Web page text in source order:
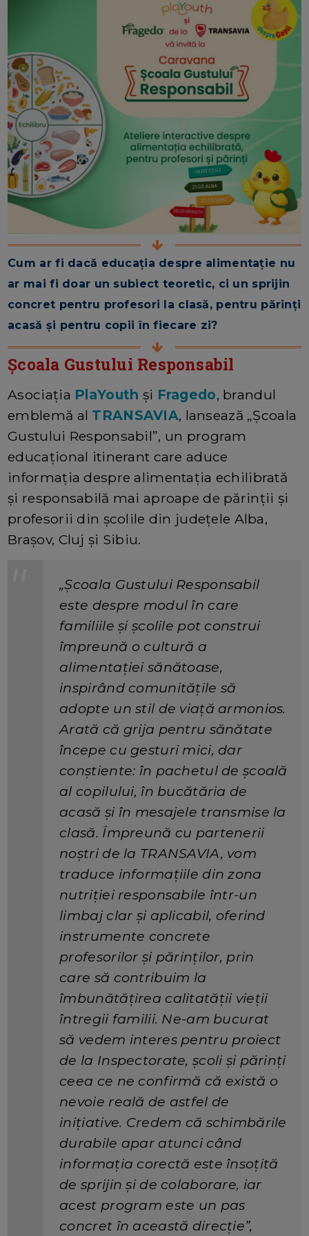
Cum ar fi dacă educația despre alimentație nu
ar mai fi doar un subiect teoretic, ci un sprijin
concret pentru profesori la clasă, pentru părinți
acasă și pentru copii în fiecare zi?
Școala Gustului Responsabil
Asociația PlaYouth și Fragedo, brandul
emblemă al TRANSAVIA, lansează „Școala
Gustului Responsabil”, un program
educațional itinerant care aduce
informația despre alimentația echilibrată
și responsabilă mai aproape de părinții și
profesorii din școlile din județele Alba,
Brașov, Cluj și Sibiu.
„Școala Gustului Responsabil
este despre modul în care
familiile și școlile pot construi
împreună o cultură a
alimentației sănătoase,
inspirând comunitățile să
adopte un stil de viață armonios.
Arată că grija pentru sănătate
începe cu gesturi mici, dar
conștiente: în pachetul de școală
al copilului, în bucătăria de
acasă și în mesajele transmise la
clasă. Împreună cu partenerii
noștri de la TRANSAVIA, vom
traduce informațiile din zona
nutriției responsabile într-un
limbaj clar și aplicabil, oferind
instrumente concrete
profesorilor și părinților, prin
care să contribuim la
îmbunătățirea calitatății vieții
întregii familii. Ne-am bucurat
să vedem interes pentru proiect
de la Inspectorate, școli și părinți
ceea ce ne confirmă că există o
nevoie reală de astfel de
inițiative. Credem că schimbările
durabile apar atunci când
informația corectă este însoțită
de sprijin și de colaborare, iar
acest program este un pas
concret în această direcție”,